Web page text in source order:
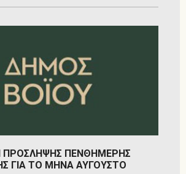
ΠΡΟΣΛΗΨΗΣ ΠΕΝΘΗΜΕΡΗΣ
ΓΙΑ ΤΟ ΜΗΝΑ ΑΥΓΟΥΣΤΟ